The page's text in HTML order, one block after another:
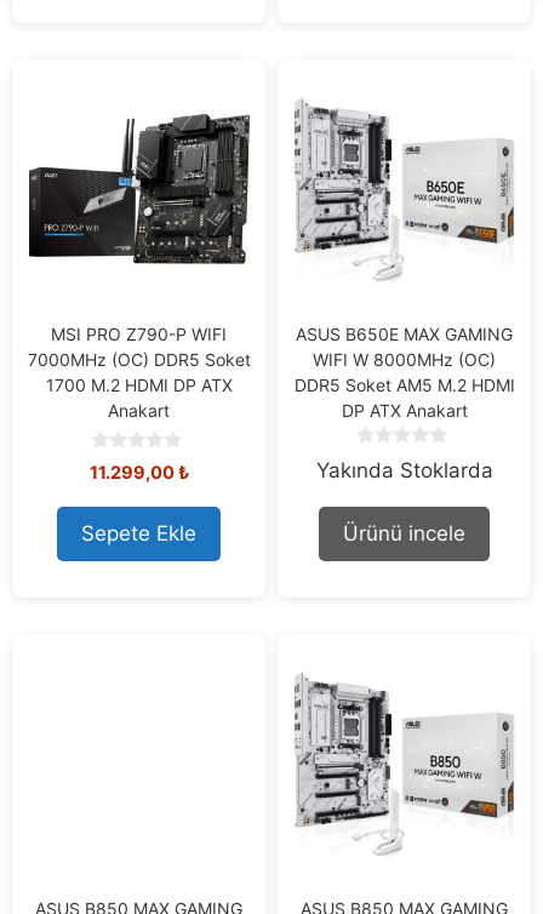
MSI PRO Z790-P WIFI
7000MHz (OC) DDR5 Soket
1700 M.2 HDMI DP ATX
Anakart
0
o
u
t
o
f
11.299,00₺
Sepete Ekle
ASUS B650E MAX GAMING
WIFI W 8000MHz (OC)
DDR5 Soket AM5 M.2 HDMI
DP ATX Anakart
o
o
f
Yakında Stoklarda
Ürünü incele
ASUS B850 MAX GAMING ASUS B850 MAX GAMING